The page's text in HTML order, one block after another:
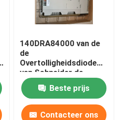
140DRA84000 van de
de
Overtolligheidsdiode
van Schneider de
Module Modicon 16
Afzonderlijke Output
Beste prijs
Contacteer ons